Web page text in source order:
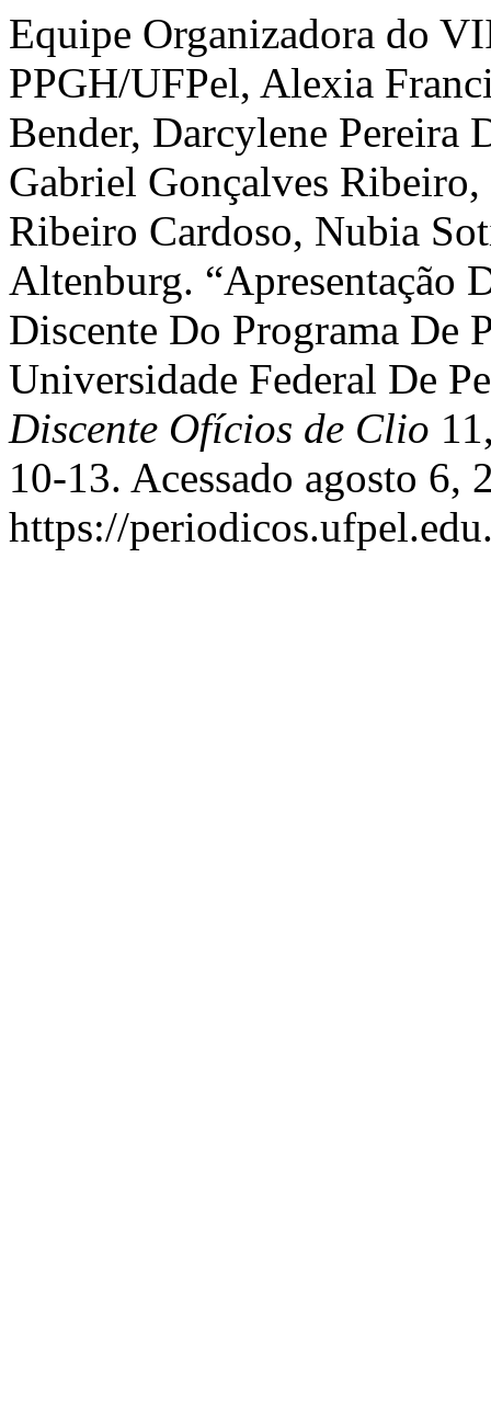
Equipe Organizadora do
PPGH/UFPel, Alexia
Bender, Darcylene Pereira
Gabriel Gonçalves
Ribeiro Cardoso, Nubia
Altenburg. “Apresentação
Discente Do Programa De
Universidade Federal De
Discente Ofícios de Clio
10-13. Acessado agosto 6,
https://